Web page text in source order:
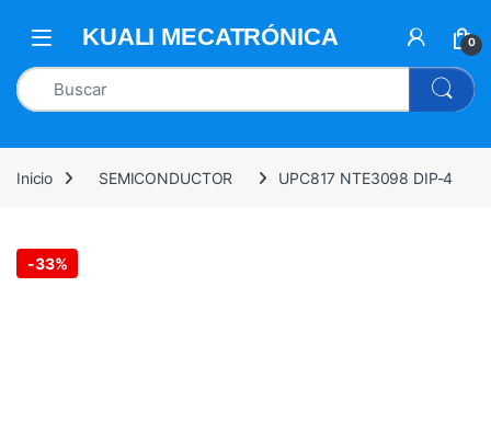
0
Inicio SEMICONDUCTOR UPC817 NTE3098 DIP-4
-33%